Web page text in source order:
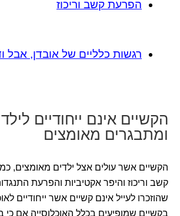
הפרעת קשב וריכוז
רגשות כלליים של אובדן, אבל
הקשיים אינם ייחודיים
ומתבגרים מאומצים
הקשיים אשר עולים אצל ילדים מאומצים,
קשב וריכוז והיפר אקטיביות והפרעת
שהוזכרו לעייל אינם קשיים אשר ייחודיים
בקשיים שמופיעים בכלל האוכלוסייה אם כי